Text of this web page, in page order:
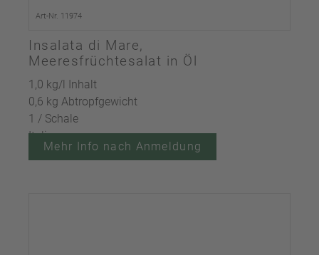
Art-Nr. 11974
Insalata di Mare,
Meeresfrüchtesalat in Öl
1,0 kg/l Inhalt
0,6 kg Abtropfgewicht
1 / Schale
Italien
Mehr Info nach Anmeldung